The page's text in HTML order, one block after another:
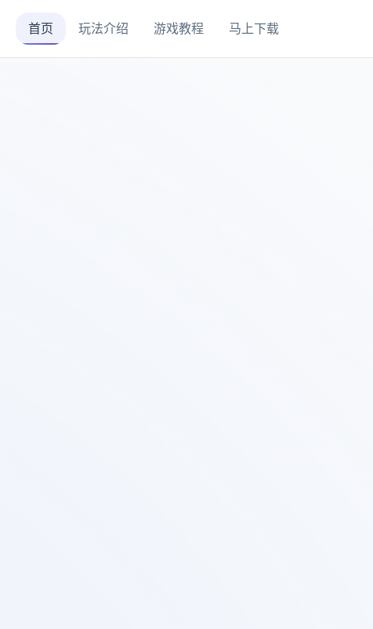
首页 玩法介绍 游戏教程 马上下载